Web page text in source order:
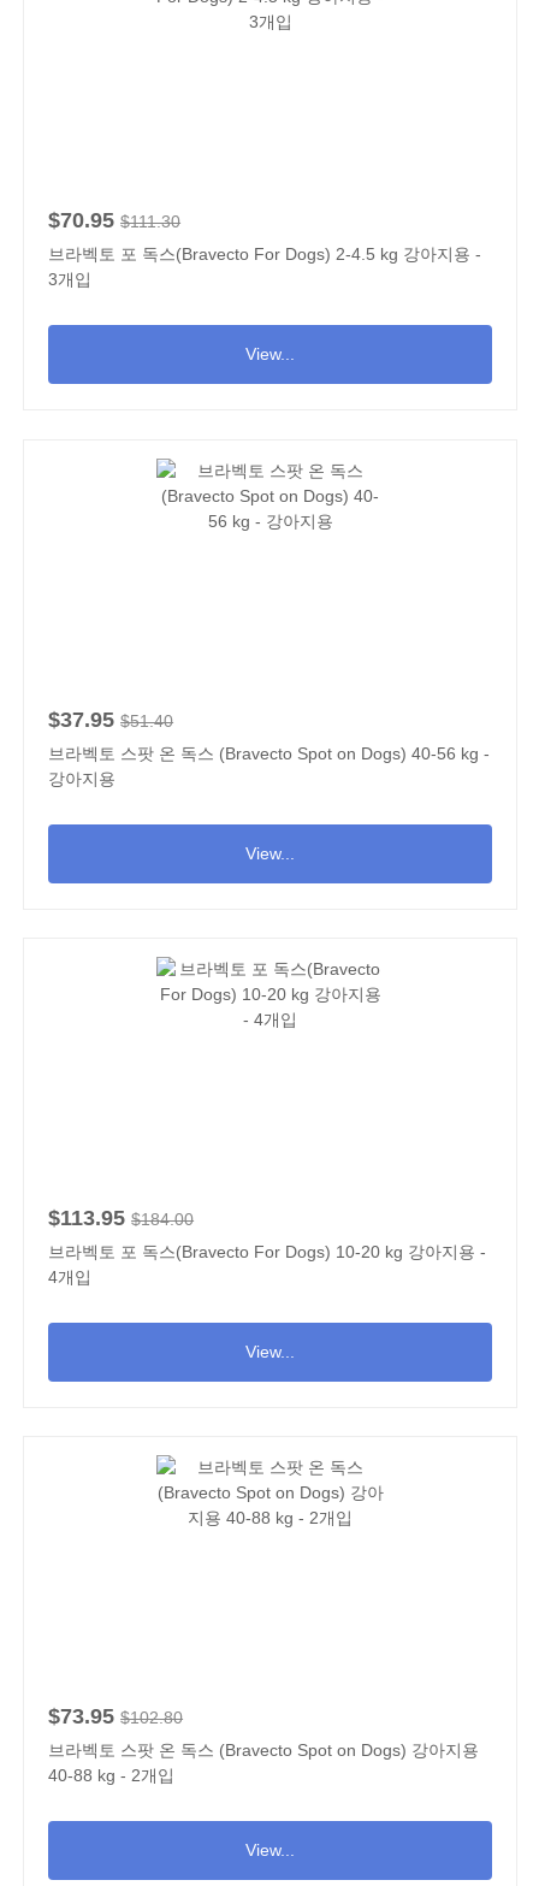
$70.95 $111.30
브라벡토 포 독스(Bravecto For Dogs) 2-4.5 kg 강아지용 -
3개입
View...
$37.95 $51.40
브라벡토 스팟 온 독스 (Bravecto Spot on Dogs) 40-56 kg -
강아지용
View...
$113.95 $184.00
브라벡토 포 독스(Bravecto For Dogs) 10-20 kg 강아지용 -
4개입
View...
$73.95 $102.80
브라벡토 스팟 온 독스 (Bravecto Spot on Dogs) 강아지용
40-88 kg - 2개입
View...